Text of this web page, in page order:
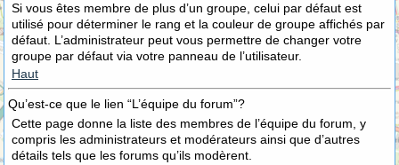
Si vous êtes membre de plus d’un groupe, celui par défaut est
utilisé pour déterminer le rang et la couleur de groupe affichés par
défaut. L’administrateur peut vous permettre de changer votre
groupe par défaut via votre panneau de l’utilisateur.
Haut
Qu’est-ce que le lien “L’équipe du forum”?
Cette page donne la liste des membres de l’équipe du forum, y
compris les administrateurs et modérateurs ainsi que d’autres
détails tels que les forums qu’ils modèrent.